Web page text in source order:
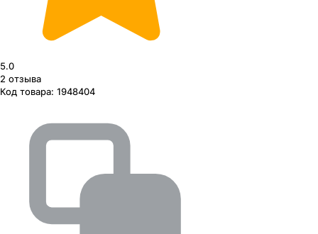
5.0
2 отзыва
Код товара: 1948404